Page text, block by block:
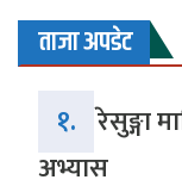
ताजा अपडेट
१. रेसुङ्गा
अभ्यास